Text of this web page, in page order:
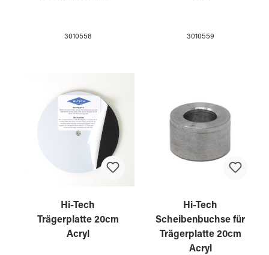
3010558 3010559
Hi-Tech
Trägerplatte 20cm
Acryl
Hi-Tech
Scheibenbuchse für
Trägerplatte 20cm
Acryl